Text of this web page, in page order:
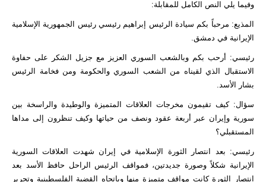
وفيما يلي النص الكامل للمقابلة:
المذيع: مرحباً بكم سيادة الرئيس إبراهيم رئيسي رئيس الجمهورية الإسلامية
الإيرانية في دمشق.
رئيسي: أرحب بكم وبالشعب السوري العزيز مع جزيل الشكر على حفاوة
الاستقبال الذي لقيناه من الشعب السوري والحكومة ومن فخامة الرئيس
بشار الأسد.
سؤال: كيف تقيمون مخرجات العلاقات المتميزة والوطيدة والراسخة بين
سورية وإيران عبر أربعة عقود ونصف من حياتها وكيف تنظرون إلى مداها
المستقبلي؟
رئيسي: بعد انتصار الثورة الإسلامية في إيران شهدت العلاقات السورية
الإيرانية شكلاً وصورة جديدتين، فمواقف الرئيس الراحل حافظ الأسد بعد
انتصار الثورة كانت مواقف متميزة منها وباتجاه القضية الفلسطينية وتحرير